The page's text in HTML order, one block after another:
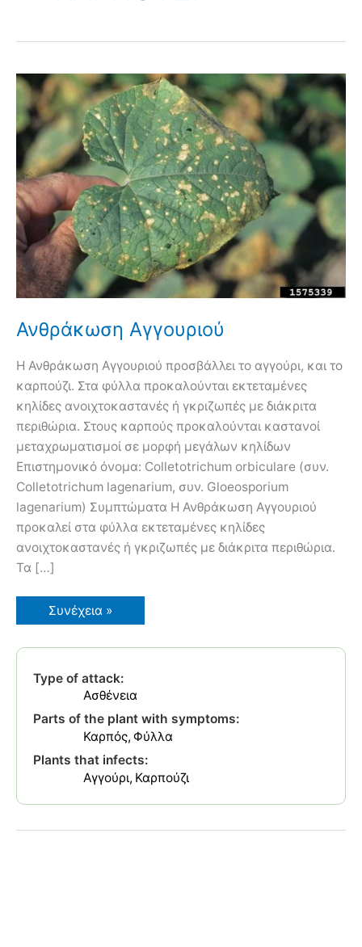
Ανθράκωση Αγγουριού
Η Ανθράκωση Αγγουριού προσβάλλει το αγγούρι, και το
καρπούζι. Στα φύλλα προκαλούνται εκτεταμένες
κηλίδες ανοιχτοκαστανές ή γκριζωπές με διάκριτα
περιθώρια. Στους καρπούς προκαλούνται καστανοί
μεταχρωματισμοί σε μορφή μεγάλων κηλίδων
Επιστημονικό όνομα: Colletotrichum orbiculare (συν.
Colletotrichum lagenarium, συν. Gloeosporium
lagenarium) Συμπτώματα Η Ανθράκωση Αγγουριού
προκαλεί στα φύλλα εκτεταμένες κηλίδες
ανοιχτοκαστανές ή γκριζωπές με διάκριτα περιθώρια.
Τα […]
Ανθράκωση
Αγγουριού
Συνέχεια »
Type of attack:
Ασθένεια
Parts of the plant with symptoms:
Καρπός Φύλλα
Plants that infects:
Αγγούρι Καρπούζι